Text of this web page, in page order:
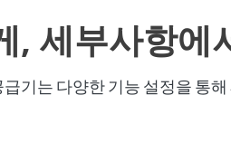
, 세부사항에
기는 다양한 기능 설정을 통